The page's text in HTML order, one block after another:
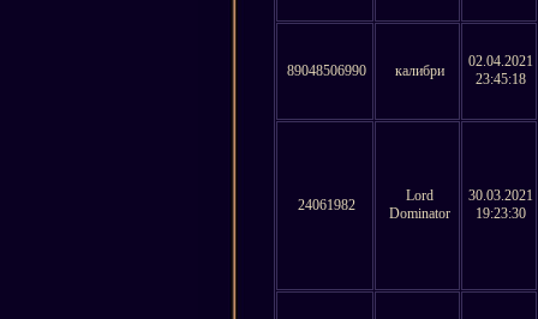
89048506990 калибри
02.04.2021
23:45:18
24061982
Lord
Dominator
30.03.2021
19:23:30